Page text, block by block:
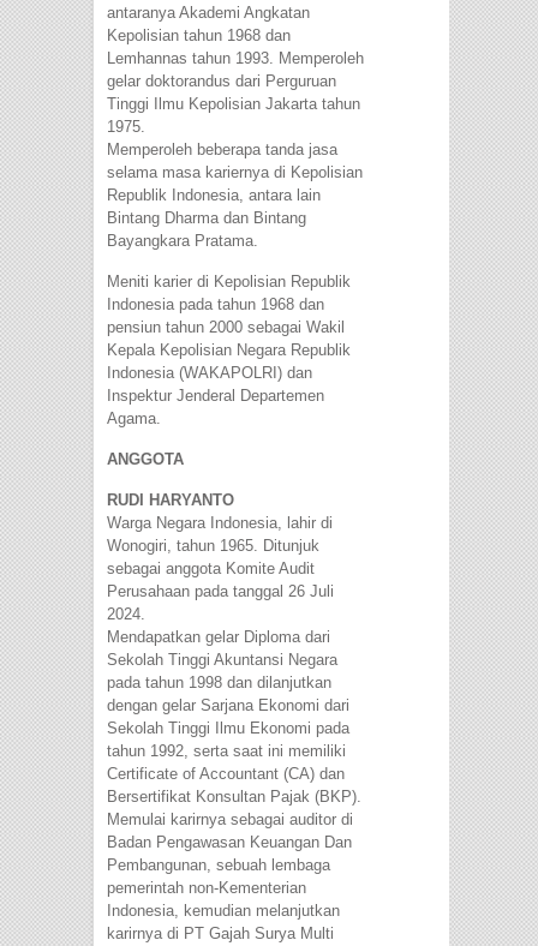
antaranya Akademi Angkatan
Kepolisian tahun 1968 dan
Lemhannas tahun 1993. Memperoleh
gelar doktorandus dari Perguruan
Tinggi Ilmu Kepolisian Jakarta tahun
1975.
Memperoleh beberapa tanda jasa
selama masa kariernya di Kepolisian
Republik Indonesia, antara lain
Bintang Dharma dan Bintang
Bayangkara Pratama.
Meniti karier di Kepolisian Republik
Indonesia pada tahun 1968 dan
pensiun tahun 2000 sebagai Wakil
Kepala Kepolisian Negara Republik
Indonesia (WAKAPOLRI) dan
Inspektur Jenderal Departemen
Agama.
ANGGOTA
RUDI HARYANTO
Warga Negara Indonesia, lahir di
Wonogiri, tahun 1965. Ditunjuk
sebagai anggota Komite Audit
Perusahaan pada tanggal 26 Juli
2024.
Mendapatkan gelar Diploma dari
Sekolah Tinggi Akuntansi Negara
pada tahun 1998 dan dilanjutkan
dengan gelar Sarjana Ekonomi dari
Sekolah Tinggi Ilmu Ekonomi pada
tahun 1992, serta saat ini memiliki
Certificate of Accountant (CA) dan
Bersertifikat Konsultan Pajak (BKP).
Memulai karirnya sebagai auditor di
Badan Pengawasan Keuangan Dan
Pembangunan, sebuah lembaga
pemerintah non-Kementerian
Indonesia, kemudian melanjutkan
karirnya di PT Gajah Surya Multi